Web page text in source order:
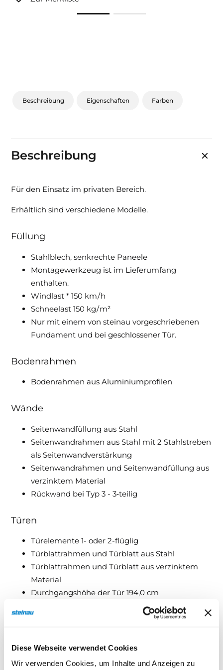
Diese Webseite verwendet Cookies
Wir verwenden Cookies, um Inhalte und Anzeigen zu
Sonnen- und Insektenschutz
Beschreibung Eigenschaften Farben
Beschreibung
Für den Einsatz im privaten Bereich.
Erhältlich sind verschiedene Modelle.
Füllung
Stahlblech, senkrechte Paneele
Montagewerkzeug ist im Lieferumfang
enthalten.
Windlast * 150 km / h
Schneelast 150 kg / m²
Nur mit einem von steinau vorgeschriebenen
Fundament und bei geschlossener Tür.
Bodenrahmen
Bodenrahmen aus Aluminiumprofilen
Wände
Seitenwandfüllung aus Stahl
Seitenwandrahmen aus Stahl mit 2 Stahlstreben
als Seitenwandverstärkung
Seitenwandrahmen und Seitenwandfüllung aus
verzinktem Material
Rückwand bei Typ 3 - 3‑teilig
Türen
Türelemente 1- oder 2-flüglig
Türblattrahmen und Türblatt aus Stahl
Türblattrahmen und Türblatt aus verzinktem
Material
Durchgangshöhe der Tür 194,0 cm
Tür -bzw. Gangflügel DIN rechts und DIN links
möglich
schwarz